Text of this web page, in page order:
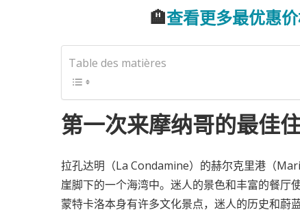
🏨查看更多最优惠
Table des matières
第一次来摩纳哥的最佳
拉孔达明（La Condamine）的赫尔克里港（
崖脚下的一个海湾中。迷人的景色和丰富的餐厅
蒙特卡洛本身有许多文化景点，迷人的历史和蔚